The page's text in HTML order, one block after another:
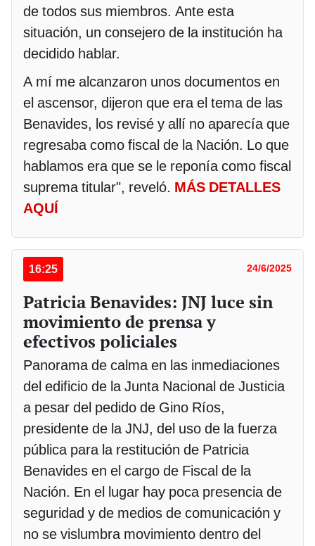
de todos sus miembros. Ante esta
situación, un consejero de la institución ha
decidido hablar.
A mí me alcanzaron unos documentos en
el ascensor, dijeron que era el tema de las
Benavides, los revisé y allí no aparecía que
regresaba como fiscal de la Nación. Lo que
hablamos era que se le reponía como fiscal
suprema titular", reveló. MÁS DETALLES
AQUÍ
16:25 24/6/2025
Patricia Benavides: JNJ luce sin
movimiento de prensa y
efectivos policiales
Panorama de calma en las inmediaciones
del edificio de la Junta Nacional de Justicia
a pesar del pedido de Gino Ríos,
presidente de la JNJ, del uso de la fuerza
pública para la restitución de Patricia
Benavides en el cargo de Fiscal de la
Nación. En el lugar hay poca presencia de
seguridad y de medios de comunicación y
no se vislumbra movimiento dentro del